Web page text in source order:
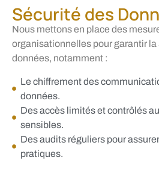
Sécurité des
Nous mettons en place des
organisationnelles pour garantir la
données, notamment :
Le chiffrement des
données.
Des accès limités et contrôlés
sensibles.
Des audits réguliers pour
pratiques.